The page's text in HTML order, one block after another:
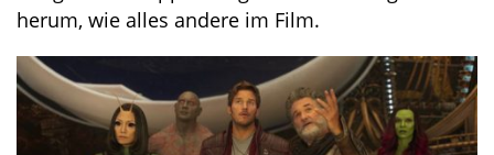
herum, wie alles andere im Film.